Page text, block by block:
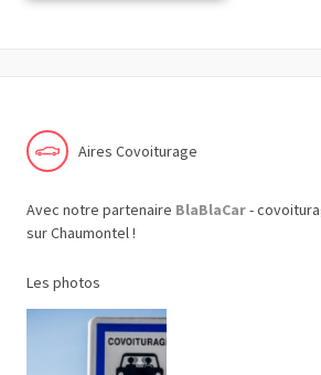
Aires Covoiturage
Avec notre partenaire BlaBlaCar-
sur Chaumontel !
Les photos